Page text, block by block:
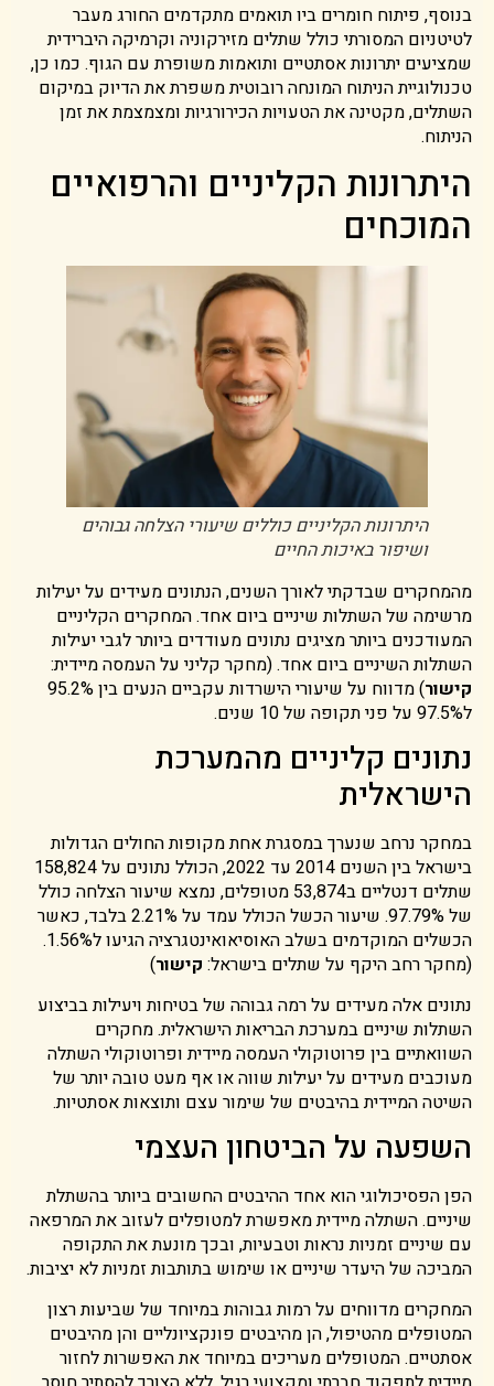
בנוסף, פיתוח חומרים ביו תואמים מתקדמים החורג מעבר
לטיטניום המסורתי כולל שתלים מזירקוניה וקרמיקה היברידית
שמציעים יתרונות אסתטיים ותואמות משופרת עם הגוף. כמו כן,
טכנולוגיית הניתוח המונחה רובוטית משפרת את הדיוק במיקום
השתלים, מקטינה את הטעויות הכירורגיות ומצמצמת את זמן
הניתוח.
היתרונות הקליניים והרפואיים
המוכחים
היתרונות הקליניים כוללים שיעורי הצלחה גבוהים
ושיפור באיכות החיים
מהמחקרים שבדקתי לאורך השנים, הנתונים מעידים על יעילות
מרשימה של השתלות שיניים ביום אחד. המחקרים הקליניים
המעודכנים ביותר מציגים נתונים מעודדים ביותר לגבי יעילות
השתלות השיניים ביום אחד. (מחקר קליני על העמסה מיידית:
קישור
) מדווח על שיעורי הישרדות עקביים הנעים בין 95.2%
ל97.5% על פני תקופה של 10 שנים.
נתונים קליניים מהמערכת
הישראלית
במחקר נרחב שנערך במסגרת אחת מקופות החולים הגדולות
בישראל בין השנים 2014 עד 2022, הכולל נתונים על 158,824
שתלים דנטליים ב53,874 מטופלים, נמצא שיעור הצלחה כולל
של 97.79%. שיעור הכשל הכולל עמד על 2.21% בלבד, כאשר
הכשלים המוקדמים בשלב האוסיאואינטגרציה הגיעו ל1.56%.
(מחקר רחב היקף על שתלים בישראל: קישור)
נתונים אלה מעידים על רמה גבוהה של בטיחות ויעילות בביצוע
השתלות שיניים במערכת הבריאות הישראלית. מחקרים
השוואתיים בין פרוטוקולי העמסה מיידית ופרוטוקולי השתלה
מעוכבים מעידים על יעילות שווה או אף מעט טובה יותר של
השיטה המיידית בהיבטים של שימור עצם ותוצאות אסתטיות.
השפעה על הביטחון העצמי
הפן הפסיכולוגי הוא אחד ההיבטים החשובים ביותר בהשתלת
שיניים. השתלה מיידית מאפשרת למטופלים לעזוב את המרפאה
עם שיניים זמניות נראות וטבעיות, ובכך מונעת את התקופה
המביכה של היעדר שיניים או שימוש בתותבות זמניות לא יציבות.
המחקרים מדווחים על רמות גבוהות במיוחד של שביעות רצון
המטופלים מהטיפול, הן מהיבטים פונקציונליים והן מהיבטים
אסתטיים. המטופלים מעריכים במיוחד את האפשרות לחזור